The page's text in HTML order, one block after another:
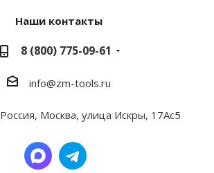
Наши контакты
8 (800) 775-09-61
info@zm-tools.ru
Россия, Москва, улица Искры, 17Ас5